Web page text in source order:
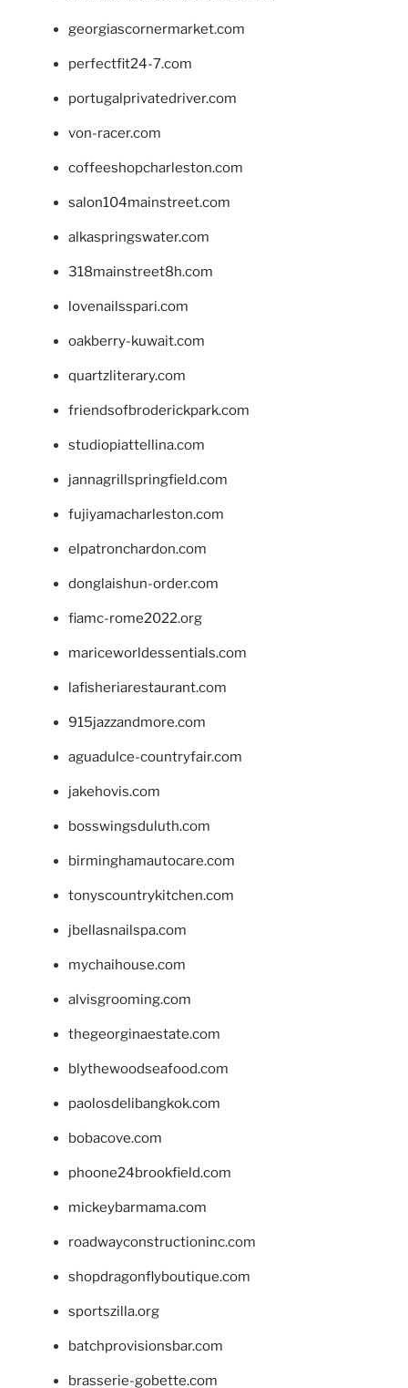
georgiascornermarket.com
perfectfit24-7.com
portugalprivatedriver.com
von-racer.com
coffeeshopcharleston.com
salon104mainstreet.com
alkaspringswater.com
318mainstreet8h.com
lovenailsspari.com
oakberry-kuwait.com
quartzliterary.com
friendsofbroderickpark.com
studiopiattellina.com
jannagrillspringfield.com
fujiyamacharleston.com
elpatronchardon.com
donglaishun-order.com
fiamc-rome2022.org
mariceworldessentials.com
lafisheriarestaurant.com
915jazzandmore.com
aguadulce-countryfair.com
jakehovis.com
bosswingsduluth.com
birminghamautocare.com
tonyscountrykitchen.com
jbellasnailspa.com
mychaihouse.com
alvisgrooming.com
thegeorginaestate.com
blythewoodseafood.com
paolosdelibangkok.com
bobacove.com
phoone24brookfield.com
mickeybarmama.com
roadwayconstructioninc.com
shopdragonflyboutique.com
sportszilla.org
batchprovisionsbar.com
brasserie-gobette.com